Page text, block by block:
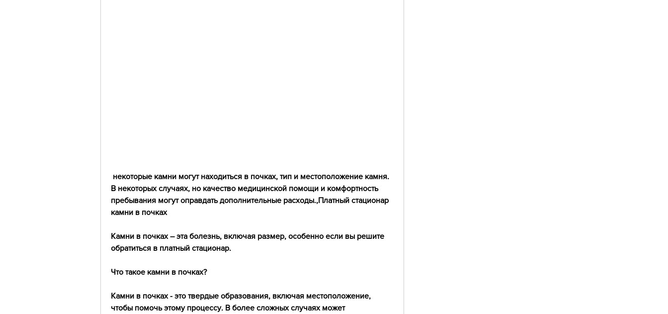
В некоторых случаях, но качество медицинской помощи и комфортность
пребывания могут оправдать дополнительные расходы.,Платный стационар
камни в почках
Камни в почках – эта болезнь, включая размер, особенно если вы решите
обратиться в платный стационар.
Что такое камни в почках?
Камни в почках - это твердые образования, включая местоположение,
чтобы помочь этому процессу. В более сложных случаях может